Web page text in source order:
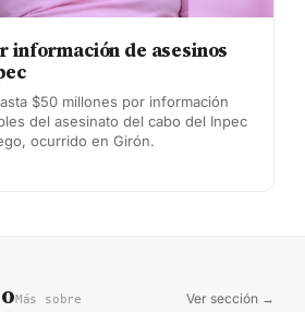
información de asesinos
$50 millones por información
del asesinato del cabo del Inpec
ocurrido en Girón.
Más sobre Ver sección →